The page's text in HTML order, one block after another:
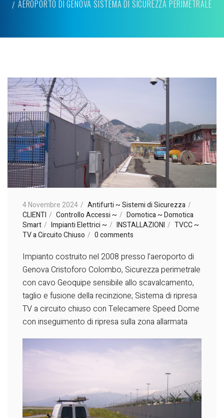
AEROPORTO DI GENOVA SISTEMA DI SICUREZZA PERIMETRALE
4 Novembre 2024
Antifurti ~ Sistemi di Sicurezza
CLIENTI
Controllo Accessi ~
Domotica ~ Domotica
Smart
Impianti Elettrici ~ INSTALLAZIONI
TVCC ~
TV a Circuito Chiuso
0 comments
Impianto costruito nel 2008 presso l’aeroporto di
Genova Cristoforo Colombo, Sicurezza perimetrale
con cavo Geoquipe sensibile allo scavalcamento,
taglio e fusione della recinzione; Sistema di ripresa
TV a circuito chiuso con Telecamere Speed Dome
con inseguimento di ripresa sulla zona allarmata